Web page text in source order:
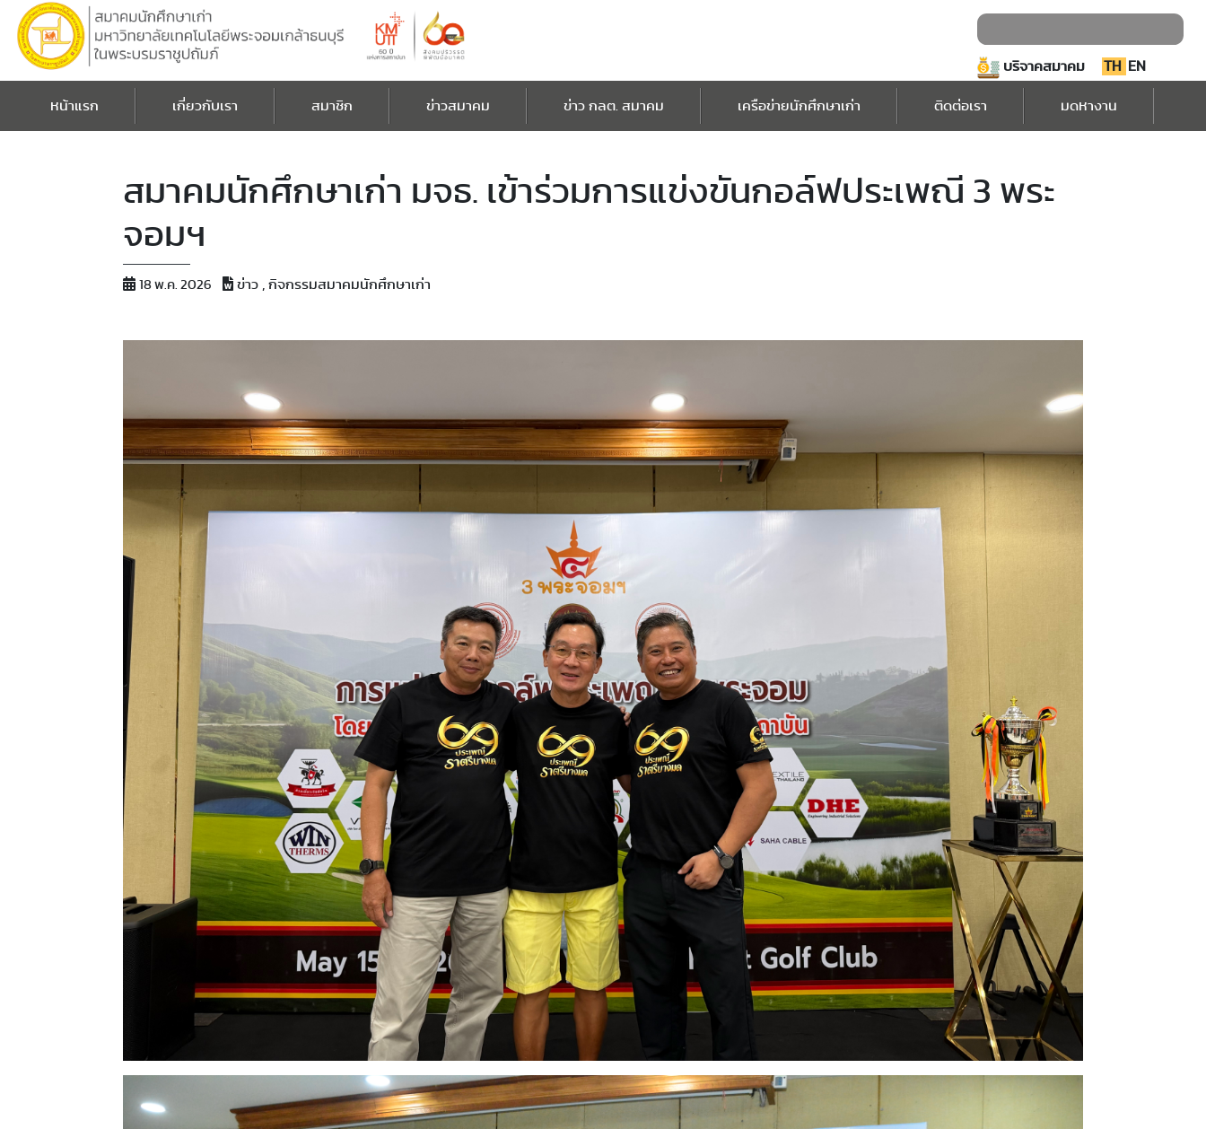
บริจาคสมาคม TH EN
หน้าแรก เกี่ยวกับเรา สมาชิก ข่าวสมาคม ข่าว กลต. สมาคม เครือข่ายนักศึกษาเก่า ติดต่อเรา มดหางาน
สมาคมนักศึกษาเก่า มจธ. เข้าร่วมการแข่งขันกอล์ฟประเพณี 3 พระ
จอมฯ
18 พ.ค. 2026 ข่าว , กิจกรรมสมาคมนักศึกษาเก่า